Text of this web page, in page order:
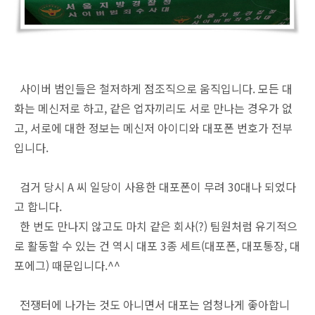
사이버 범인들은 철저하게 점조직으로 움직입니다. 모든 대
화는 메신저로 하고, 같은 업자끼리도 서로 만나는 경우가 없
고, 서로에 대한 정보는 메신저 아이디와 대포폰 번호가 전부
입니다.
검거 당시 A 씨 일당이 사용한 대포폰이 무려 30대나 되었다
고 합니다.
한 번도 만나지 않고도 마치 같은 회사(?) 팀원처럼 유기적으
로 활동할 수 있는 건 역시 대포 3종 세트(대포폰, 대포통장, 대
포에그) 때문입니다.^^
전쟁터에 나가는 것도 아니면서 대포는 엄청나게 좋아합니